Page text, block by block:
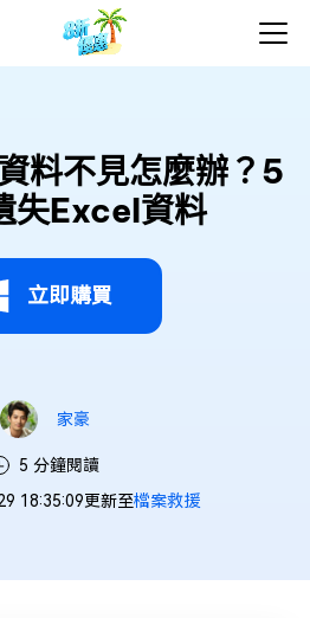
料不見怎麼辦？5
失Excel資料
立即購買
家豪
5 分鐘閱讀
18:35:09更新至檔案救援